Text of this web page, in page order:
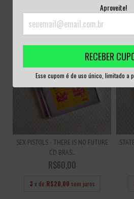
Aproveite!
RECEBER
Esse cupom é de uso único, limitado a
3x deR$13,33sem juros
SEX PISTOLS - THERE IS NO FUTURE
CD BRAS...
R$60,00
3 x de R$20,00 sem juros